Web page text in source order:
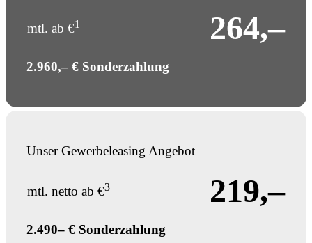
mtl. ab €1 264,–
2.960,– € Sonderzahlung
Unser Gewerbeleasing Angebot
mtl. netto ab €3 219,–
2.490– € Sonderzahlung